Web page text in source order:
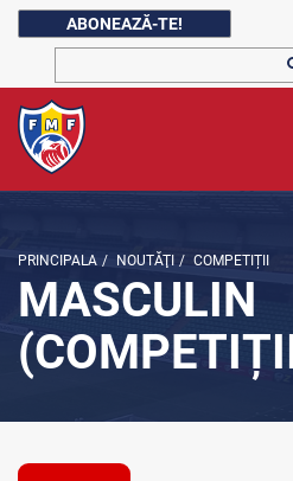
ABONEAZĂ-TE!
PRINCIPALA / NOUTĂŢI / COMPETIȚII
MASCULIN